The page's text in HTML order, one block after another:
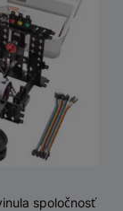
spoločnosť